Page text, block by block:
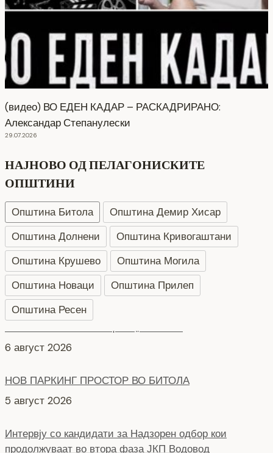
(видео) ВО ЕДЕН КАДАР – РАСКАДРИРАНО:
Александар Степанулески
29.07.2026
НАЈНОВО ОД ПЕЛАГОНИСКИТЕ
ОПШТИНИ
Општина Битола
Општина Демир Хисар
Општина Долнени
Општина Кривогаштани
Општина Крушево
Општина Могила
Општина Новаци
Општина Прилеп
Општина Ресен
продолжуваат во втора фаза ЈКП Водовод
4 август 2026